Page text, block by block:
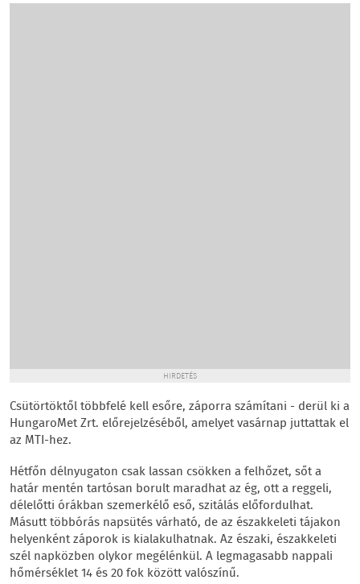
HIRDETÉS
Csütörtöktől többfelé kell esőre, záporra számítani - derül ki a
HungaroMet Zrt. előrejelzéséből, amelyet vasárnap juttattak el
az MTI-hez.
Hétfőn délnyugaton csak lassan csökken a felhőzet, sőt a
határ mentén tartósan borult maradhat az ég, ott a reggeli,
délelőtti órákban szemerkélő eső, szitálás előfordulhat.
Másutt többórás napsütés várható, de az északkeleti tájakon
helyenként záporok is kialakulhatnak. Az északi, északkeleti
szél napközben olykor megélénkül. A legmagasabb nappali
hőmérséklet 14 és 20 fok között valószínű.